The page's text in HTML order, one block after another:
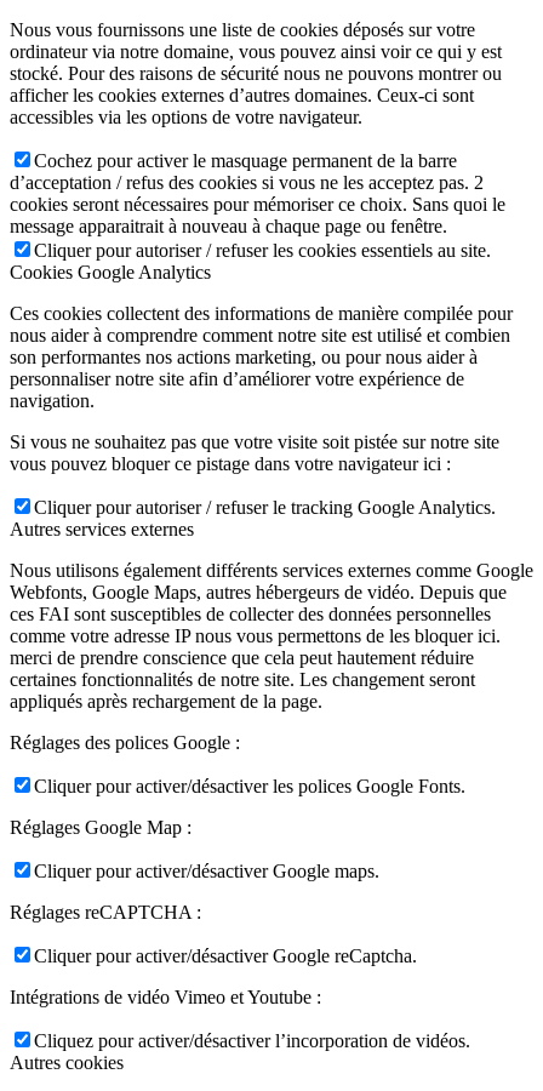
Nous vous fournissons une liste de cookies déposés sur votre
ordinateur via notre domaine, vous pouvez ainsi voir ce qui y est
stocké. Pour des raisons de sécurité nous ne pouvons montrer ou
afficher les cookies externes d’autres domaines. Ceux-ci sont
accessibles via les options de votre navigateur.
Cochez pour activer le masquage permanent de la barre
d’acceptation / refus des cookies si vous ne les acceptez pas. 2
cookies seront nécessaires pour mémoriser ce choix. Sans quoi le
message apparaitrait à nouveau à chaque page ou fenêtre.
Cliquer pour autoriser / refuser les cookies essentiels au site.
Cookies Google Analytics
Ces cookies collectent des informations de manière compilée pour
nous aider à comprendre comment notre site est utilisé et combien
son performantes nos actions marketing, ou pour nous aider à
personnaliser notre site afin d’améliorer votre expérience de
navigation.
Si vous ne souhaitez pas que votre visite soit pistée sur notre site
vous pouvez bloquer ce pistage dans votre navigateur ici :
Cliquer pour autoriser / refuser le tracking Google Analytics.
Autres services externes
Nous utilisons également différents services externes comme Google
Webfonts, Google Maps, autres hébergeurs de vidéo. Depuis que
ces FAI sont susceptibles de collecter des données personnelles
comme votre adresse IP nous vous permettons de les bloquer ici.
merci de prendre conscience que cela peut hautement réduire
certaines fonctionnalités de notre site. Les changement seront
appliqués après rechargement de la page.
Réglages des polices Google :
Cliquer pour activer/désactiver les polices Google Fonts.
Réglages Google Map :
Cliquer pour activer/désactiver Google maps.
Réglages reCAPTCHA :
Cliquer pour activer/désactiver Google reCaptcha.
Intégrations de vidéo Vimeo et Youtube :
Cliquez pour activer/désactiver l’incorporation de vidéos.
Autres cookies